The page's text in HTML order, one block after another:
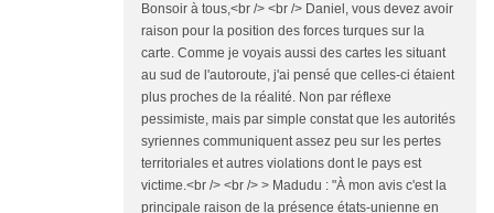
Bonsoir à tous,<br /> <br /> Daniel, vous devez avoir
raison pour la position des forces turques sur la
carte. Comme je voyais aussi des cartes les situant
au sud de l'autoroute, j'ai pensé que celles-ci étaient
plus proches de la réalité. Non par réflexe
pessimiste, mais par simple constat que les autorités
syriennes communiquent assez peu sur les pertes
territoriales et autres violations dont le pays est
victime.<br /> <br /> > Madudu : "À mon avis c'est la
principale raison de la présence états-unienne en